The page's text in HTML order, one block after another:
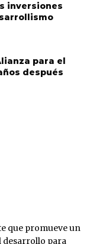
inversiones
para el
después
que promueve un
desarrollo para